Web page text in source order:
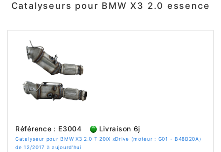
Catalyseurs pour BMW X3 2.0 essence
Référence : E3004 Livraison 6j
Catalyseur pour BMW X3 2.0 T 20iX xDrive (moteur : G01 - B48B20A)
de 12/2017 à aujourd'hui